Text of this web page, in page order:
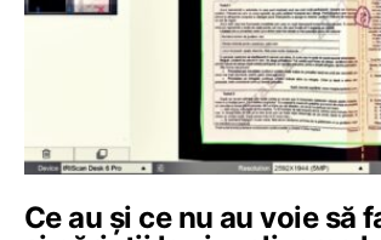
Ce au și ce nu au voie să